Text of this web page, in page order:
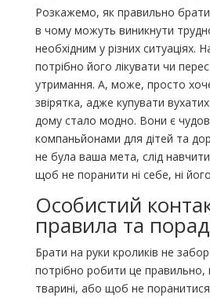
Розкажемо, як правильно брати
в чому можуть виникнути
необхідним у різних ситуаціях.
потрібно його лікувати чи
утримання. А, може, просто
звірятка, адже купувати
дому стало модно. Вони є
компаньйонами для дітей та
не була ваша мета, слід
щоб не поранити ні себе, ні
Особистий
правила та
Брати на руки кроликів не
потрібно робити це
тварині, або щоб не